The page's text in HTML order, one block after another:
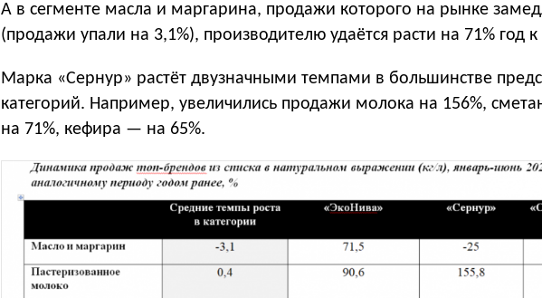
А в сегменте масла и маргарина, продажи которого на рынке
(продажи упали на 3,1%), производителю удаётся расти на 71% год к
Марка «Сернур» растёт двузначными темпами в большинстве
категорий. Например, увеличились продажи молока на 156%,
на 71%, кефира — на 65%.